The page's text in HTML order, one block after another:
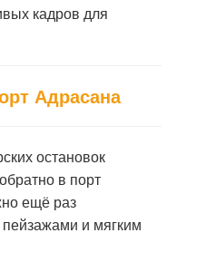
кадров для
Адрасана
остановок
в порт
ещё раз
и мягким